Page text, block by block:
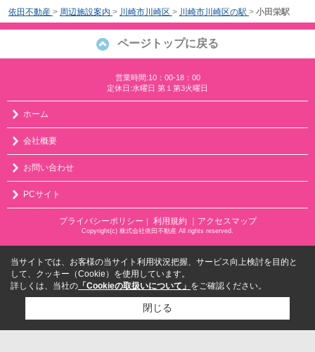
依田不動産 > 周辺施設案内 > 川崎市川崎区 > 川崎市川崎区の駅 > 小田栄駅
ページトップに戻る
営業時間:10：00-18：00
定休日:水曜日 第１第3火曜日
ホーム
会社概要
お問い合わせ
PCサイト
プライバシーポリシー ｜ 利用規約 ｜アクセスマップ
Copyright(c) 株式会社依田不動産 All rights reserved.
当サイトでは、お客様の当サイト利用状況把握、サービス向上検討を目的と
して、クッキー（Cookie）を使用しています。
詳しくは、当社の 「Cookieの取扱いについて」 をご確認ください。
閉じる